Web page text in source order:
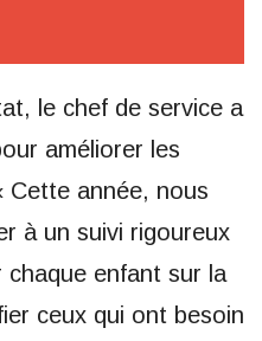
le chef de service a
améliorer les
Cette année, nous
à un suivi rigoureux
enfant sur la
ceux qui ont besoin